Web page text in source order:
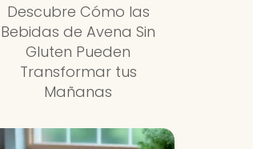
Descubre Cómo las
Bebidas de Avena Sin
Gluten Pueden
Transformar tus
Mañanas